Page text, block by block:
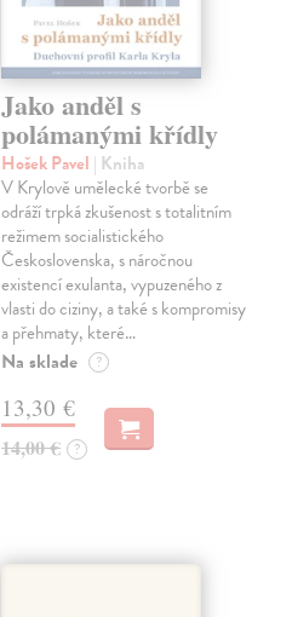
Jako anděl s
polámanými křídly
Hošek Pavel | Kniha
V Krylově umělecké tvorbě se
odráží trpká zkušenost s totalitním
režimem socialistického
Československa, s náročnou
existencí exulanta, vypuzeného z
vlasti do ciziny, a také s kompromisy
a přehmaty, které…
Na sklade ?
13,30 €
14,00 € ?